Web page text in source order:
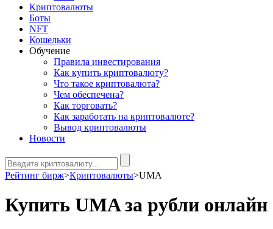
Криптовалюты
Боты
NFT
Кошельки
Обучение
Правила инвестирования
Как купить криптовалюту?
Что такое криптовалюта?
Чем обеспечена?
Как торговать?
Как заработать на криптовалюте?
Вывод криптовалюты
Новости
Рейтинг бирж>Криптовалюты>UMA
Купить UMA за рубли онлайн